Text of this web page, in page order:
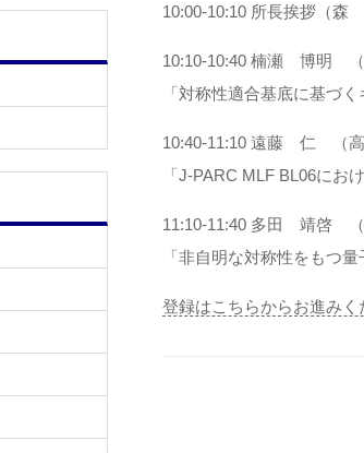
10:00-10:10 所長挨拶（森
10:10-10:40 楠瀬 博明 （
「対称性適合基底に基づ
10:40-11:10 遠藤 仁 （高
「J-PARC MLF BL06にお
11:10-11:40 多田 靖啓 （
「非自明な対称性をもつ量
登録はこちらからお進みく